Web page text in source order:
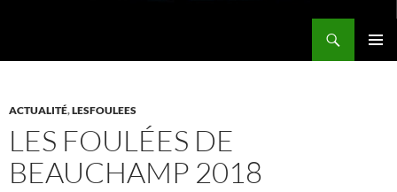
LE CLUB OU L'IMPOSSIBLE N'EST QU'UN OBJECTIF PLUS HAUT QUE LES AUTRES
ACTUALITÉ,LESFOULEES
LES FOULÉES DE
BEAUCHAMP 2018